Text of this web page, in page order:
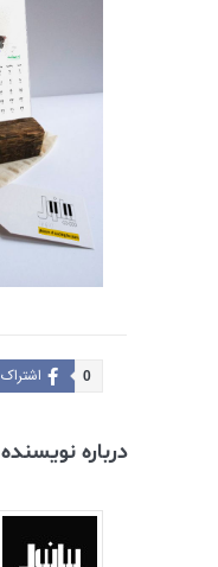
اشتراک 0
درباره نویسنده